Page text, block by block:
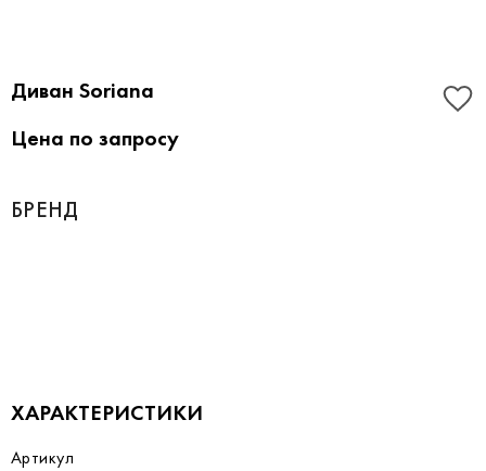
Диван Soriana
Цена по запросу
БРЕНД
ХАРАКТЕРИСТИКИ
Артикул